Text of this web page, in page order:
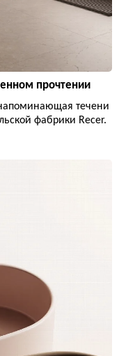
прочтении
течени
фабрики Recer.